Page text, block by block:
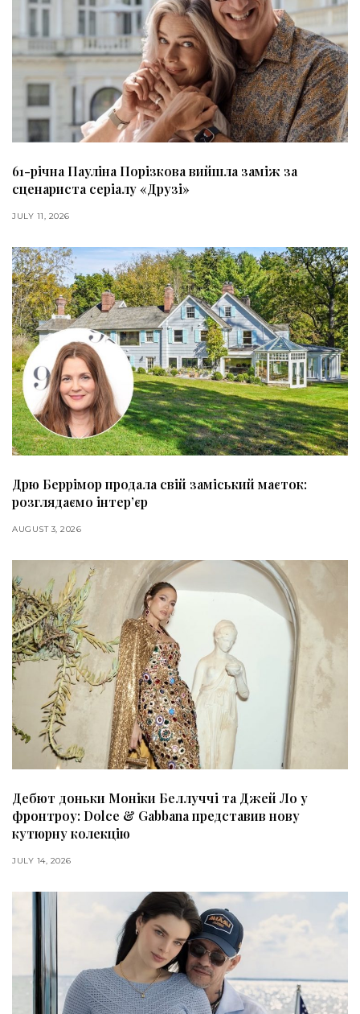
61-річна Пауліна Порізкова вийшла заміж за
сценариста серіалу «Друзі»
JULY 11, 2026
Дрю Беррімор продала свій заміський маєток:
розглядаємо інтер’єр
AUGUST 3, 2026
Дебют доньки Моніки Беллуччі та Джей Ло у
фронтроу: Dolce & Gabbana представив нову
кутюрну колекцію
JULY 14, 2026